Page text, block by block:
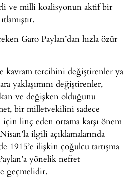
ve milli koalisyonun aktif bir
Garo Paylan’dan hızla özür
kavram tercihini değiştirenler ya
yaklaşımını değiştirenler,
ve değişken olduğunu
bir milletvekilini sadece
için linç eden ortama karşı önem
ilgili açıklamalarında
1915’e ilişkin çoğulcu tartışma
yönelik nefret
geçmelidir.